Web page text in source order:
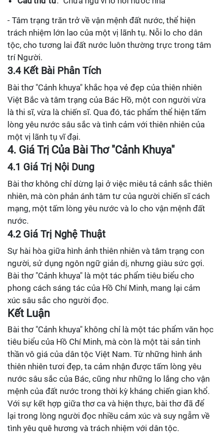
- Tâm trạng trăn trở về vận mệnh đất nước, thể hiện
trách nhiệm lớn lao của một vị lãnh tụ. Nỗi lo cho dân
tộc, cho tương lai đất nước luôn thường trực trong tâm
trí Người.
3.4 Kết Bài Phân Tích
Bài thơ "Cảnh khuya" khắc họa vẻ đẹp của thiên nhiên
Việt Bắc và tâm trạng của Bác Hồ, một con người vừa
là thi sĩ, vừa là chiến sĩ. Qua đó, tác phẩm thể hiện tấm
lòng yêu nước sâu sắc và tình cảm với thiên nhiên của
một vị lãnh tụ vĩ đại.
4. Giá Trị Của Bài Thơ "Cảnh Khuya"
4.1 Giá Trị Nội Dung
Bài thơ không chỉ dừng lại ở việc miêu tả cảnh sắc thiên
nhiên, mà còn phản ánh tâm tư của người chiến sĩ cách
mạng, một tấm lòng yêu nước và lo cho vận mệnh đất
nước.
4.2 Giá Trị Nghệ Thuật
Sự hài hòa giữa hình ảnh thiên nhiên và tâm trạng con
người, sử dụng ngôn ngữ giản dị, nhưng giàu sức gợi.
Bài thơ "Cảnh khuya" là một tác phẩm tiêu biểu cho
phong cách sáng tác của Hồ Chí Minh, mang lại cảm
xúc sâu sắc cho người đọc.
Kết Luận
Bài thơ "Cảnh khuya" không chỉ là một tác phẩm văn học
tiêu biểu của Hồ Chí Minh, mà còn là một tài sản tinh
thần vô giá của dân tộc Việt Nam. Từ những hình ảnh
thiên nhiên tươi đẹp, ta cảm nhận được tấm lòng yêu
nước sâu sắc của Bác, cũng như những lo lắng cho vận
mệnh của đất nước trong thời kỳ kháng chiến gian khổ.
Với sự kết hợp giữa thơ ca và hiện thực, bài thơ đã để
lại trong lòng người đọc nhiều cảm xúc và suy ngẫm về
tình yêu quê hương và trách nhiệm với dân tộc.